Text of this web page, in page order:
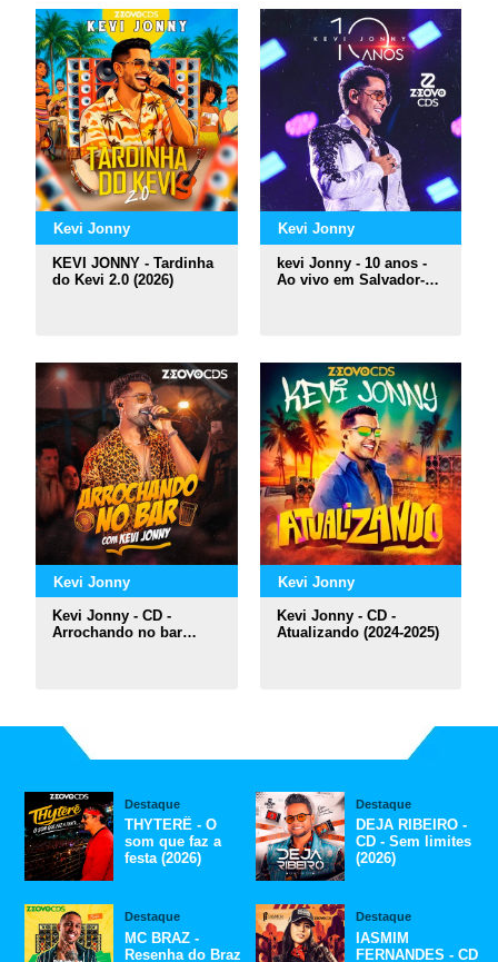
Kevi Jonny
KEVI JONNY - Tardinha
do Kevi 2.0 (2026)
Kevi Jonny
kevi Jonny - 10 anos -
Ao vivo em Salvador-BA
Kevi Jonny
Kevi Jonny - CD -
Arrochando no bar
Kevi Jonny
Kevi Jonny - CD -
Atualizando (2024-2025)
Destaque
THYTERÊ - O
som que faz a
festa (2026)
Destaque
DEJA RIBEIRO -
CD - Sem limites
(2026)
Destaque
MC BRAZ -
Resenha do Braz
Destaque
IASMIM
FERNANDES - CD